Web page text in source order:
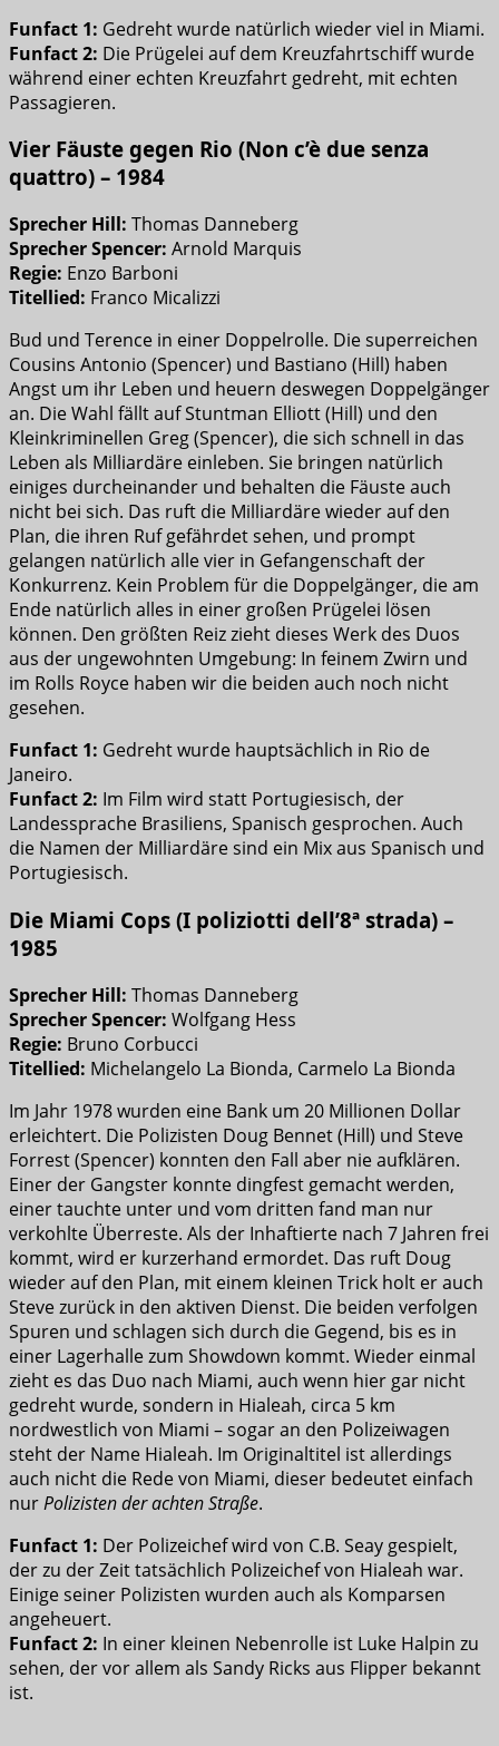
Funfact 1: Gedreht wurde natürlich wieder viel in Miami.
Funfact 2: Die Prügelei auf dem Kreuzfahrtschiff wurde
während einer echten Kreuzfahrt gedreht, mit echten
Passagieren.
Vier Fäuste gegen Rio (Non c’è due senza
quattro) – 1984
Sprecher Hill: Thomas Danneberg
Sprecher Spencer: Arnold Marquis
Regie: Enzo Barboni
Titellied: Franco Micalizzi
Bud und Terence in einer Doppelrolle. Die superreichen
Cousins Antonio (Spencer) und Bastiano (Hill) haben
Angst um ihr Leben und heuern deswegen Doppelgänger
an. Die Wahl fällt auf Stuntman Elliott (Hill) und den
Kleinkriminellen Greg (Spencer), die sich schnell in das
Leben als Milliardäre einleben. Sie bringen natürlich
einiges durcheinander und behalten die Fäuste auch
nicht bei sich. Das ruft die Milliardäre wieder auf den
Plan, die ihren Ruf gefährdet sehen, und prompt
gelangen natürlich alle vier in Gefangenschaft der
Konkurrenz. Kein Problem für die Doppelgänger, die am
Ende natürlich alles in einer großen Prügelei lösen
können. Den größten Reiz zieht dieses Werk des Duos
aus der ungewohnten Umgebung: In feinem Zwirn und
im Rolls Royce haben wir die beiden auch noch nicht
gesehen.
Funfact 1: Gedreht wurde hauptsächlich in Rio de
Janeiro.
Funfact 2: Im Film wird statt Portugiesisch, der
Landessprache Brasiliens, Spanisch gesprochen. Auch
die Namen der Milliardäre sind ein Mix aus Spanisch und
Portugiesisch.
Die Miami Cops (I poliziotti dell’8ª strada) –
1985
Sprecher Hill: Thomas Danneberg
Sprecher Spencer: Wolfgang Hess
Regie: Bruno Corbucci
Titellied: Michelangelo La Bionda, Carmelo La Bionda
Im Jahr 1978 wurden eine Bank um 20 Millionen Dollar
erleichtert. Die Polizisten Doug Bennet (Hill) und Steve
Forrest (Spencer) konnten den Fall aber nie aufklären.
Einer der Gangster konnte dingfest gemacht werden,
einer tauchte unter und vom dritten fand man nur
verkohlte Überreste. Als der Inhaftierte nach 7 Jahren frei
kommt, wird er kurzerhand ermordet. Das ruft Doug
wieder auf den Plan, mit einem kleinen Trick holt er auch
Steve zurück in den aktiven Dienst. Die beiden verfolgen
Spuren und schlagen sich durch die Gegend, bis es in
einer Lagerhalle zum Showdown kommt. Wieder einmal
zieht es das Duo nach Miami, auch wenn hier gar nicht
gedreht wurde, sondern in Hialeah, circa 5 km
nordwestlich von Miami – sogar an den Polizeiwagen
steht der Name Hialeah. Im Originaltitel ist allerdings
auch nicht die Rede von Miami, dieser bedeutet einfach
nurPolizisten der achten Straße.
Funfact 1: Der Polizeichef wird von C.B. Seay gespielt,
der zu der Zeit tatsächlich Polizeichef von Hialeah war.
Einige seiner Polizisten wurden auch als Komparsen
angeheuert.
Funfact 2: In einer kleinen Nebenrolle ist Luke Halpin zu
sehen, der vor allem als Sandy Ricks aus Flipper bekannt
ist.